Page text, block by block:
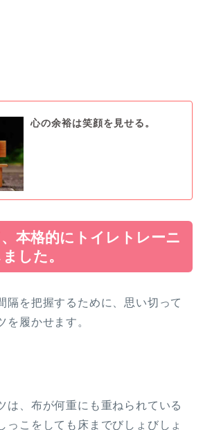
心の余裕は笑顔を見せる。
本格的にトイレトレーニ
した。
隔を把握するために、思い切って
を履かせます。
は、布が何重にも重ねられている
っこをしても床までびしょびしょ